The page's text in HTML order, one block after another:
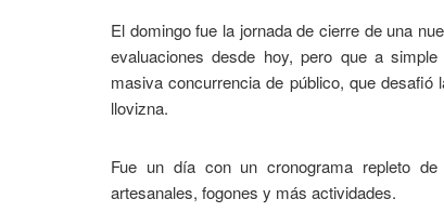
El domingo fue la jornada de cierre de una
evaluaciones desde hoy, pero que a
masiva concurrencia de público, que
llovizna.
Fue un día con un cronograma repleto de
artesanales, fogones y más actividades.